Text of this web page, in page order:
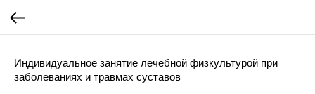
Индивидуальное занятие лечебной физкультурой при
заболеваниях и травмах суставов